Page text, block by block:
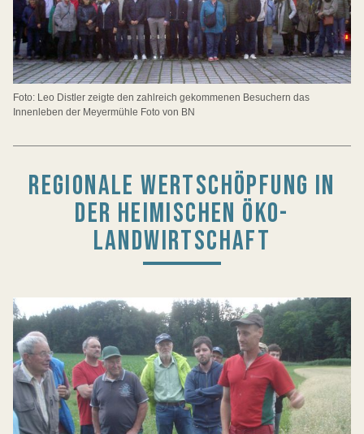
Foto: Leo Distler zeigte den zahlreich gekommenen Besuchern das
Innenleben der Meyermühle Foto von BN
REGIONALE WERTSCHÖPFUNG IN
DER HEIMISCHEN ÖKO-
LANDWIRTSCHAFT